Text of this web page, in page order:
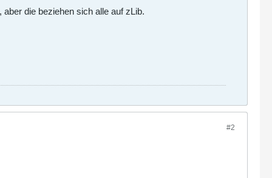
die beziehen sich alle auf zLib.
#2